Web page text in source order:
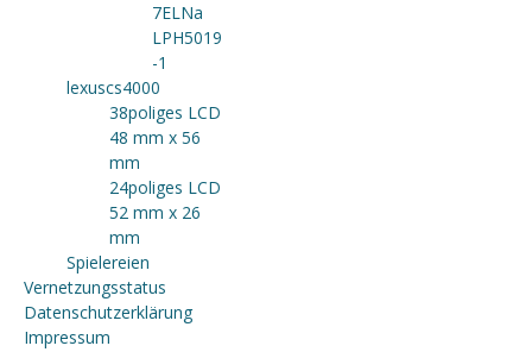
7ELNa
LPH5019
-1
lexuscs4000
38poliges LCD
48 mm x 56
mm
24poliges LCD
52 mm x 26
mm
Spielereien
Vernetzungsstatus
Datenschutzerklärung
Impressum